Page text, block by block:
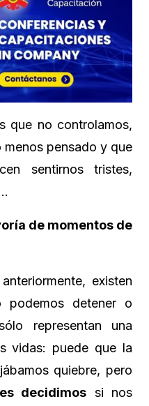
que no controlamos,
menos pensado y que
sentirnos tristes,
de momentos de
existen
podemos detener o
representan una
vidas: puede que la
quiebre, pero
decidimos si nos